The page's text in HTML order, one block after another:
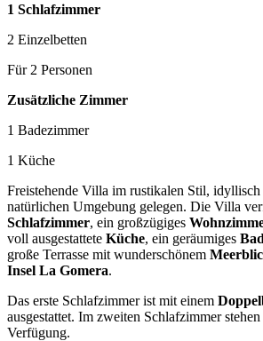
1 Schlafzimmer
2 Einzelbetten
Für 2 Personen
Zusätzliche Zimmer
1 Badezimmer
1 Küche
Freistehende Villa im rustikalen Stil,
natürlichen Umgebung gelegen. Die Villa
Schlafzimmer, ein großzügiges
voll ausgestattete Küche, ein geräumiges
große Terrasse mit wunderschönem
Insel La Gomera.
Das erste Schlafzimmer ist mit einem
ausgestattet. Im zweiten Schlafzimmer stehen
Verfügung.